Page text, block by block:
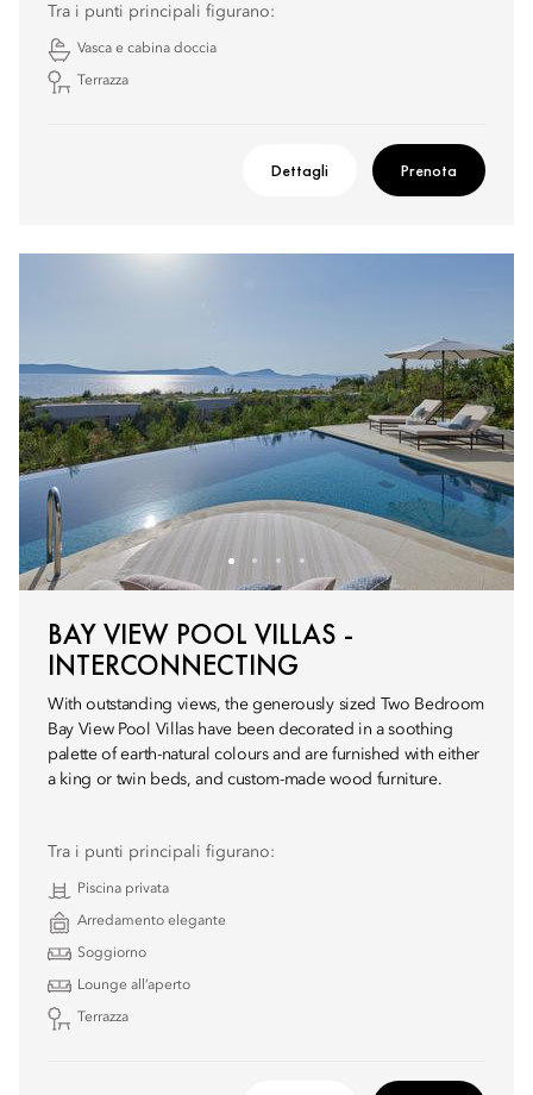
Tra i punti principali figurano:
Vasca e cabina doccia
Terrazza
Dettagli Prenota
BAY VIEW POOL VILLAS -
INTERCONNECTING
With outstanding views, the generously sized Two Bedroom
Bay View Pool Villas have been decorated in a soothing
palette of earth-natural colours and are furnished with either
a king or twin beds, and custom-made wood furniture.
Tra i punti principali figurano:
Piscina privata
Arredamento elegante
Soggiorno
Lounge all’aperto
Terrazza